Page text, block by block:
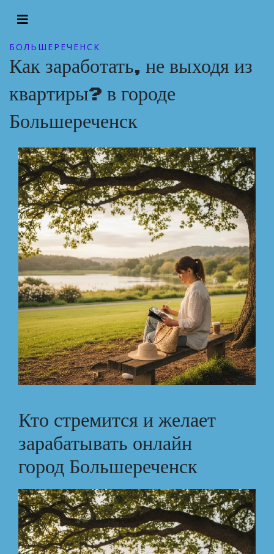
БОЛЬШЕРЕЧЕНСК
Как заработать, не выходя из
квартиры? в городе
Большереченск
Кто стремится и желает
зарабатывать онлайн
город Большереченск